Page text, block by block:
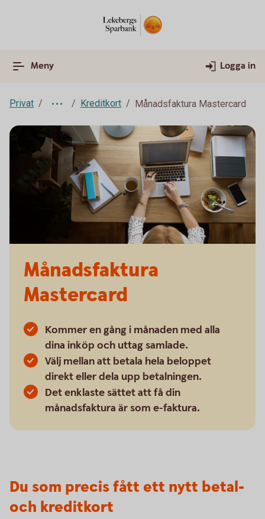
Meny Logga in
Privat Kreditkort Månadsfaktura Mastercard
Månadsfaktura
Mastercard
Kommer en gång i månaden med alla
dina inköp och uttag samlade.
Välj mellan att betala hela beloppet
direkt eller dela upp betalningen.
Det enklaste sättet att få din
månadsfaktura är som e-faktura.
Du som precis fått ett nytt betal-
och kreditkort